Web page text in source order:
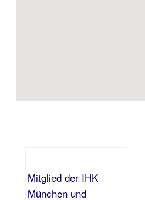
Mitglied der IHK
München und